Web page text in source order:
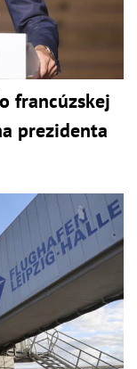
francúzskej
prezidenta